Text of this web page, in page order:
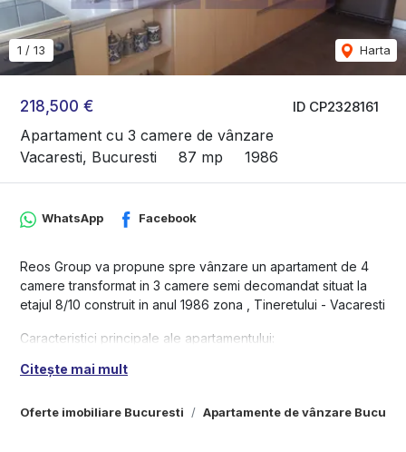
ID CP2328161
218,500 €
Apartament cu 3 camere de vânzare
Vacaresti, Bucuresti
87 mp 1986
1 / 13 Harta
Oferte imobiliare Bucuresti Apartamente de vânzare
WhatsApp Facebook
Reos Group va propune spre vânzare un apartament de 4
camere transformat in 3 camere semi decomandat situat la
etajul 8/10 construit in anul 1986 zona , Tineretului - Vacaresti
Caracteristici principale ale apartamentului:
-Superb apartament de lux de 3 camere ,90mp util.
- Cadastru actualizat cu modificarile facute
Citește mai mult